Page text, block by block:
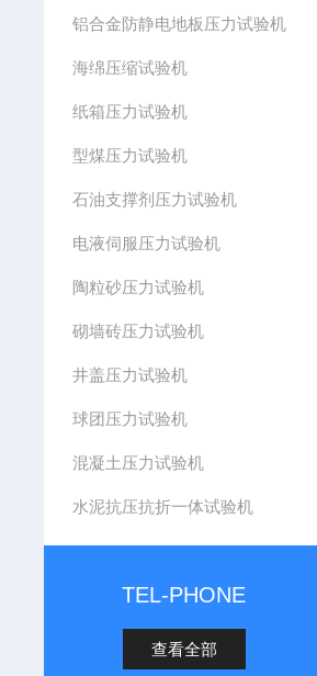
铝合金防静电地板压力试验机
海绵压缩试验机
纸箱压力试验机
型煤压力试验机
石油支撑剂压力试验机
电液伺服压力试验机
陶粒砂压力试验机
砌墙砖压力试验机
井盖压力试验机
球团压力试验机
混凝土压力试验机
水泥抗压抗折一体试验机
TEL-PHONE
查看全部